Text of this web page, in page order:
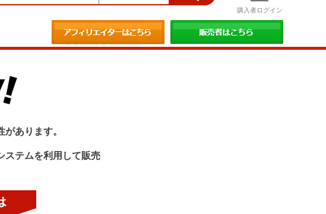
購入者ログイン
あります。
ステムを利用して販売